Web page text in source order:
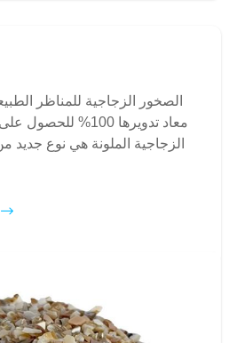
الصخور الزجاجية للمناظر
معاد تدويرها 100%
الزجاجية الملونة هي نوع جديد